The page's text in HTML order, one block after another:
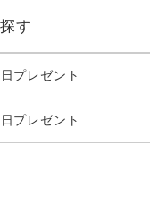
す
プレゼント
プレゼント